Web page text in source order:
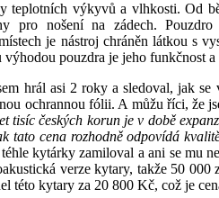
teplotních výkyvů a vlhkosti. Od
pro nošení na zádech.
je nástroj chráněn látkou s
výhodou pouzdra je jeho funkčnost a
hrál asi 2 roky a sledoval, jak
ochrannou fólii. A můžu říci, že
tisíc českých korun je v době
tato cena rozhodně odpovídá
kytárky zamiloval a ani se mu
verze kytary, takže 50
této kytary za 20 800 Kč, což je